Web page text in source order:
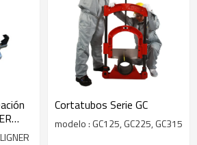
Cortatubos Serie GC
modelo : GC125, GC225, GC315